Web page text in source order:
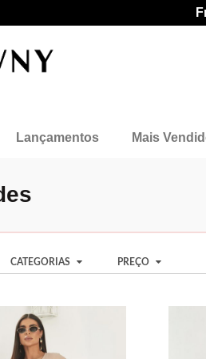
Lançamentos Mais
CATEGORIAS PREÇO